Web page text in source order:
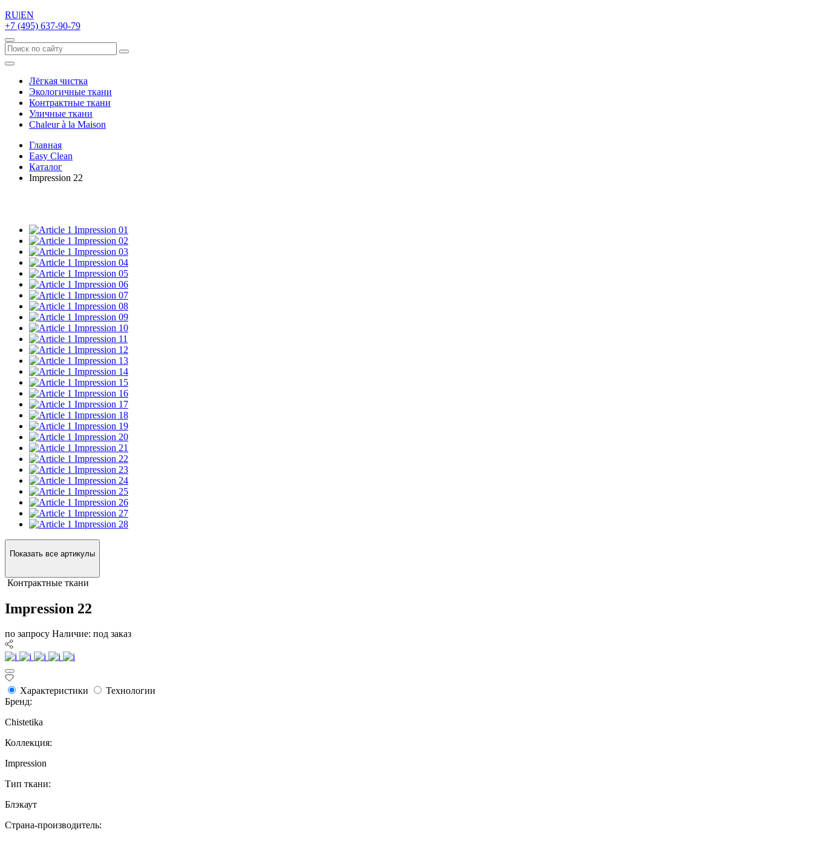
RU|EN
+7 (495) 637-90-79
Лёгкая чистка
Экологичные ткани
Контрактные ткани
Уличные ткани
Сhaleur à la Maison
Главная
Easy Clean
Каталог
Impression 22
Impression 01
Impression 02
Impression 03
Impression 04
Impression 05
Impression 06
Impression 07
Impression 08
Impression 09
Impression 10
Impression 11
Impression 12
Impression 13
Impression 14
Impression 15
Impression 16
Impression 17
Impression 18
Impression 19
Impression 20
Impression 21
Impression 22
Impression 23
Impression 24
Impression 25
Impression 26
Impression 27
Impression 28
Показать все артикулы
Контрактные ткани
Impression 22
по запросу Наличие: под заказ
Характеристики
Технологии
Бренд:
Chistetika
Коллекция:
Impression
Тип ткани:
Блэкаут
Страна-производитель: